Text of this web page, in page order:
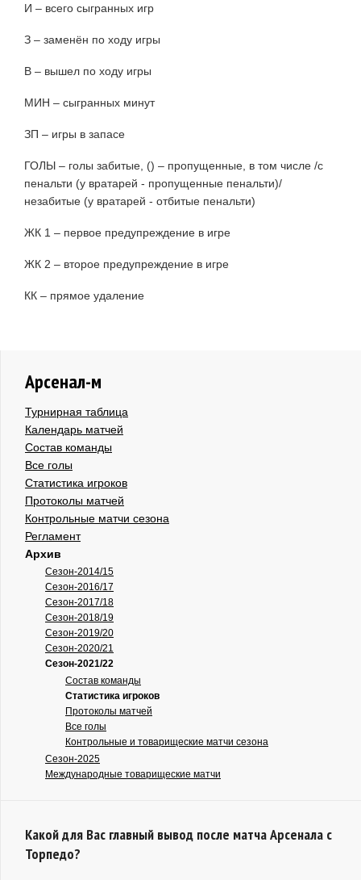
И – всего сыгранных игр
З – заменён по ходу игры
В – вышел по ходу игры
МИН – сыгранных минут
ЗП – игры в запасе
ГОЛЫ – голы забитые, () – пропущенные, в том числе /с
пенальти (у вратарей - пропущенные пенальти)/
незабитые (у вратарей - отбитые пенальти)
ЖК 1 – первое предупреждение в игре
ЖК 2 – второе предупреждение в игре
КК – прямое удаление
Арсенал-м
Турнирная таблица
Календарь матчей
Состав команды
Все голы
Статистика игроков
Протоколы матчей
Контрольные матчи сезона
Регламент
Архив
Сезон-2014/15
Сезон-2016/17
Сезон-2017/18
Сезон-2018/19
Сезон-2019/20
Сезон-2020/21
Сезон-2021/22
Состав команды
Статистика игроков
Протоколы матчей
Все голы
Контрольные и товарищеские матчи сезона
Сезон-2025
Международные товарищеские матчи
Какой для Вас главный вывод после матча Арсенала с
Торпедо?